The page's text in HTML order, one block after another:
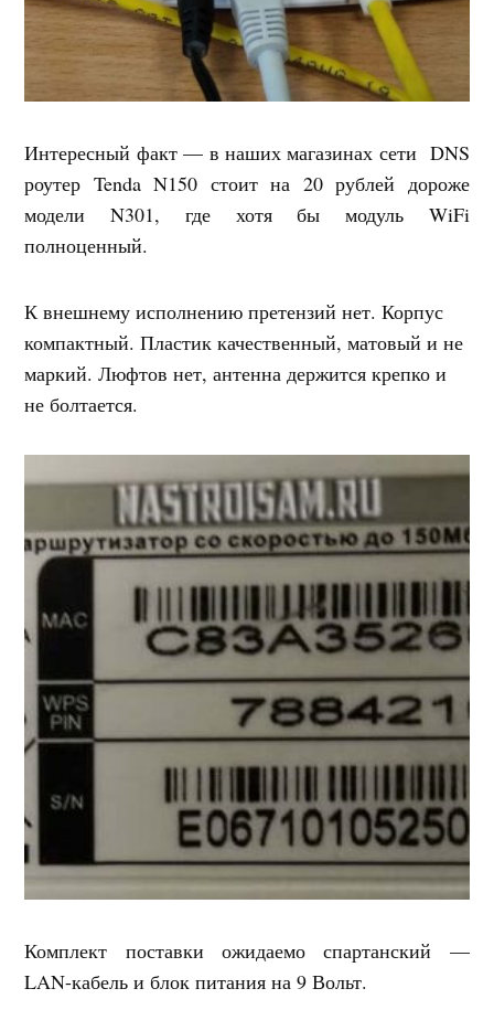
Интересный факт — в наших магазинах сети DNS
роутер Tenda N150 стоит на 20 рублей дороже
модели N301, где хотя бы модуль WiFi
полноценный.
К внешнему исполнению претензий нет. Корпус
компактный. Пластик качественный, матовый и не
маркий. Люфтов нет, антенна держится крепко и
не болтается.
Комплект поставки ожидаемо спартанский —
LAN-кабель и блок питания на 9 Вольт.